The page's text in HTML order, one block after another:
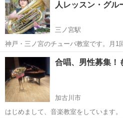
専用の授業内容を組み立て...人レッスン・グル
三ノ宮駅
神戸・三ノ宮のチューバ教室です。月1
応いたします☆ 本格的な防音スタジオでじっくりと学べる環境をご用
意しています。 レッスンは、お一人お
の授業内容を組み立ててい...
兵庫 神戸市 三ノ宮駅 その他
合唱、男性募集！
加古川市
はじめまして、音楽教室をしています